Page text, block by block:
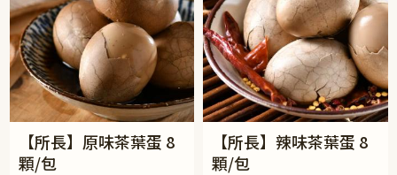
【所長】原味茶葉蛋 8
顆/包
【所長】辣味茶葉蛋 8
顆/包